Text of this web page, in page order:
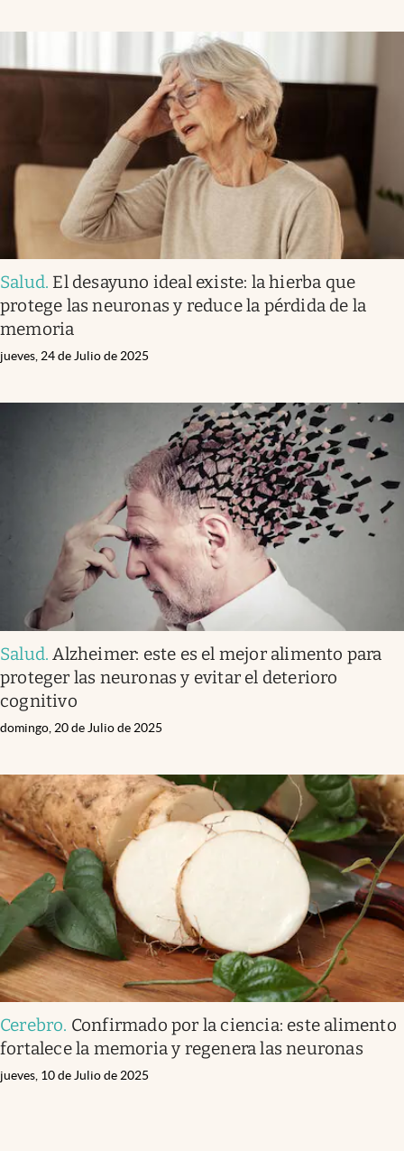
Salud. El desayuno ideal existe: la hierba que
protege las neuronas y reduce la pérdida de la
memoria
jueves, 24 de Julio de 2025
Salud.Alzheimer: este es el mejor alimento para
proteger las neuronas y evitar el deterioro
cognitivo
domingo, 20 de Julio de 2025
Cerebro. Confirmado por la ciencia: este alimento
fortalece la memoria y regenera las neuronas
jueves, 10 de Julio de 2025